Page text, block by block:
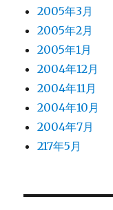
2005年3月
2005年2月
2005年1月
2004年12月
2004年11月
2004年10月
2004年7月
217年5月